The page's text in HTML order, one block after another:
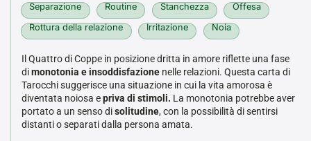
Separazione Routine Stanchezza Offesa
Rottura della relazione Irritazione Noia
Il Quattro di Coppe in posizione dritta in amore riflette una fase
dimonotonia e insoddisfazione nelle relazioni. Questa carta di
Tarocchi suggerisce una situazione in cui la vita amorosa è
diventata noiosa epriva di stimoli. La monotonia potrebbe aver
portato a un senso disolitudine, con la possibilità di sentirsi
distanti o separati dalla persona amata.